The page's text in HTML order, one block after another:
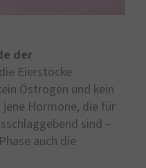
der
Eierstöcke
Östrogen und kein
Hormone, die für
sind –
auch die